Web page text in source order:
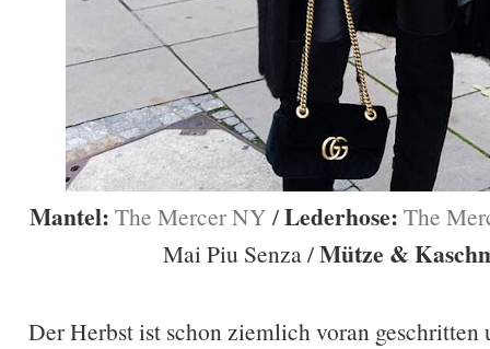
Mantel: The Mercer NY /Lederhose: The
Mai Piu Senza /Mütze &
Der Herbst ist schon ziemlich voran geschritten